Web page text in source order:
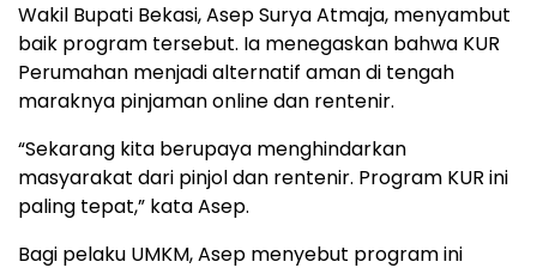
Wakil Bupati Bekasi, Asep Surya Atmaja, menyambut
baik program tersebut. Ia menegaskan bahwa KUR
Perumahan menjadi alternatif aman di tengah
maraknya pinjaman online dan rentenir.
“Sekarang kita berupaya menghindarkan
masyarakat dari pinjol dan rentenir. Program KUR ini
paling tepat,” kata Asep.
Bagi pelaku UMKM, Asep menyebut program ini